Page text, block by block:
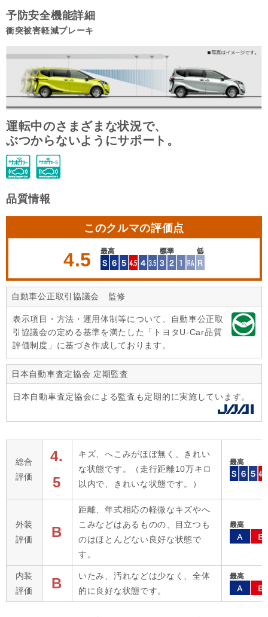
予防安全機能詳細
衝突被害軽減ブレーキ
運転中のさまざまな状況で、
ぶつからないようにサポート。
品質情報
このクルマの評価点
4.5
自動車公正取引協議会 監修
表示項目・方法・運用体制等について、自動車公正取
引協議会の定める基準を満たした「トヨタU-Car品質
評価制度」に基づき作成しております。
日本自動車査定協会 定期監査
日本自動車査定協会による監査も定期的に実施しています。
総合
評価
4.
5
キズ、へこみがほぼ無く、きれい
な状態です。（走行距離10万キロ
以内で、きれいな状態です。）
外装
評価
B
距離、年式相応の軽微なキズやへ
こみなどはあるものの、目立つも
のはほとんどない良好な状態で
す。
内装
評価
B
いたみ、汚れなどは少なく、全体
的に良好な状態です。